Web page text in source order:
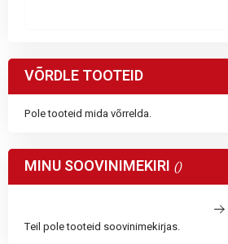
VÕRDLE TOOTEID
Pole tooteid mida võrrelda.
MINU SOOVINIMEKIRI
Teil pole tooteid soovinimekirjas.